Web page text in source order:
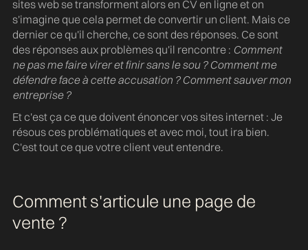
sites web se transforment alors en CV en ligne et on
s'imagine que cela permet de convertir un client. Mais ce
dernier ce qu'il cherche, ce sont des réponses. Ce sont
des réponses aux problèmes qu'il rencontre : Comment
ne pas me faire virer et finir sans le sou ? Comment me
défendre face à cette accusation ? Comment sauver mon
entreprise ?
Et c'est ça ce que doivent énoncer vos sites internet : Je
résous ces problématiques et avec moi, tout ira bien.
C'est tout ce que votre client veut entendre.
Comment s'articule une page de
vente ?